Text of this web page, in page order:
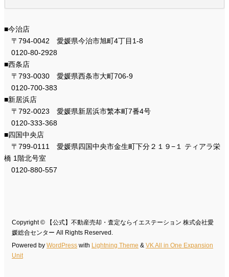
■今治店
〒794-0042 愛媛県今治市旭町4丁目1-8
0120-80-2928
■西条店
〒793-0030 愛媛県西条市大町706-9
0120-700-383
■新居浜店
〒792-0023 愛媛県新居浜市繁本町7番4号
0120-333-368
■四国中央店
〒799-0111 愛媛県四国中央市金生町下分２１９−１ ティアラ栄
橋 1階北号室
0120-880-557
Copyright © 【公式】不動産売却・査定ならイエステーション 株式会社愛
媛総合センター All Rights Reserved.
Powered by WordPress with Lightning Theme & VK All in One Expansion
Unit